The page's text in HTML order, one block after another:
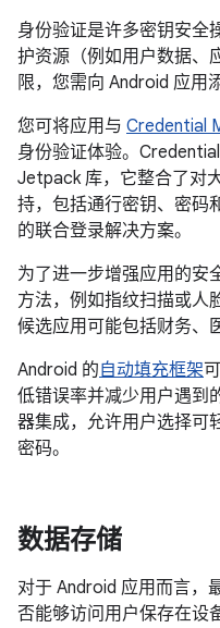
身份验证是许多密钥安全
护资源（例如用户数据、
限，您需向 Android 应用
您可将应用与 Credential
身份验证体验。
Jetpack 库，它整合了对
持，包括通行密钥、密码
的联合登录解决方案。
为了进一步增强应用的安
方法，例如指纹扫描或人
候选应用可能包括财务、
Android 的自动填充框架
低错误率并减少用户遇到
器集成，允许用户选择可
密码。
数据存储
对于 Android 应用而言，
否能够访问用户保存在设